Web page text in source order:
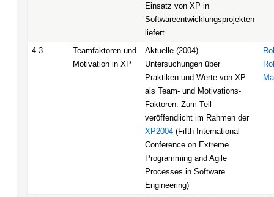
Einsatz von XP in
Softwareentwicklungsprojekten
liefert
4.3
Teamfaktoren und
Motivation in XP
Aktuelle (2004)
Untersuchungen über
Praktiken und Werte von XP
als Team- und Motivations-
Faktoren. Zum Teil
veröffendlicht im Rahmen der
XP2004 (Fifth International
Conference on Extreme
Programming and Agile
Processes in Software
Engineering)